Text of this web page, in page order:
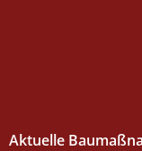
Aktuelle